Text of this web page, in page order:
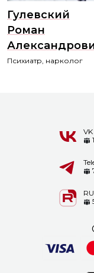
Гулевский
Роман
Психиатр, нарколог
VK